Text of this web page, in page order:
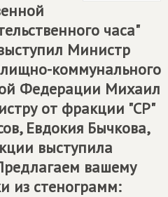
часа"
Министр
коммунального
Федерации Михаил
от фракции "СР"
Евдокия Бычкова,
выступила
вашему
из стенограмм: